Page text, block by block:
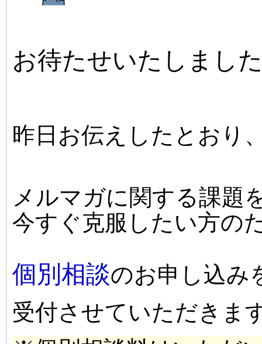
お待たせいたしまし
昨日お伝えしたとおり
メルマガに関する課題
今すぐ克服したい方の
個別相談のお申し込み
受付させていただきま